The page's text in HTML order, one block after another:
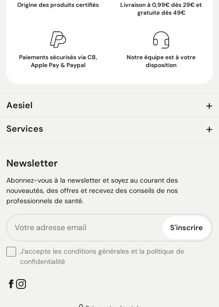
Origine des produits certifiés
Livraison à 0,99€ dès 29€ et
gratuite dès 49€
Paiements sécurisés via CB,
Apple Pay & Paypal
Notre équipe est à votre
disposition
Aesiel
Services
Newsletter
Abonnez-vous à la newsletter et soyez au courant des
nouveautés, des offres et recevez des conseils de nos
professionnels de santé.
S'inscrire
J'accepte les conditions générales et la politique de
confidentialité